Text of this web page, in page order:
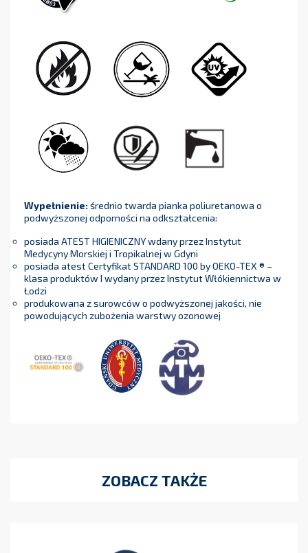
Wypełnienie:średnio twarda pianka poliuretanowa o
podwyższonej odporności na odkształcenia:
posiada ATEST HIGIENICZNY wdany przez Instytut
Medycyny Morskiej i Tropikalnej w Gdyni
posiada atest Certyfikat STANDARD 100 by OEKO-TEX ® –
klasa produktów I wydany przez Instytut Włókiennictwa w
Łodzi
produkowana z surowców o podwyższonej jakości, nie
powodujących zubożenia warstwy ozonowej
ZOBACZ TAKŻE